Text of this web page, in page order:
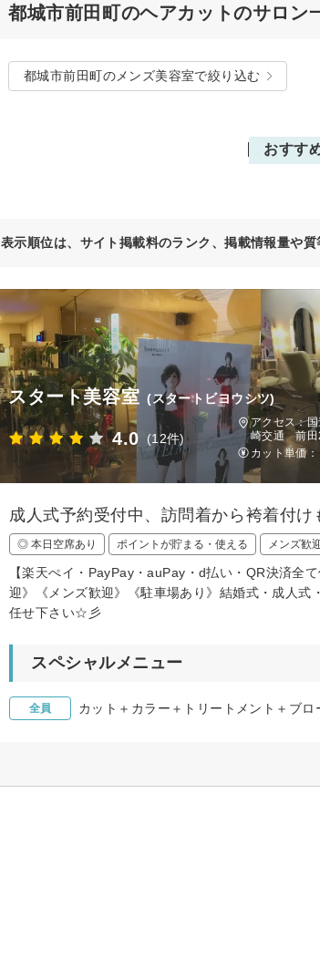
都城市前田町のヘアカットのサロン
都城市前田町のメンズ美容室で絞り込む
おすす
表示順位は、サイト掲載料のランク、掲載情報量や
スタート美容室 (スタートビヨウシツ)
4.0 (12件)
アクセス：
崎交通 前
カット単価：
成人式予約受付中、訪問着から袴着付
◎ 本日空席あり ポイントが貯まる・使える メンズ歓
【楽天ぺイ・PayPay・auPay・d払い・QR決済全
迎》《メンズ歓迎》《駐車場あり》結婚式・成人式
任せ下さい☆彡
スペシャルメニュー
全員 カット＋カラー＋トリートメント＋ブロ